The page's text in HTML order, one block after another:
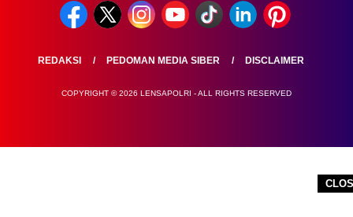
REDAKSI PEDOMAN MEDIA SIBER DISCLAIMER
COPYRIGHT © 2026 LENSAPOLRI - ALL RIGHTS RESERVED